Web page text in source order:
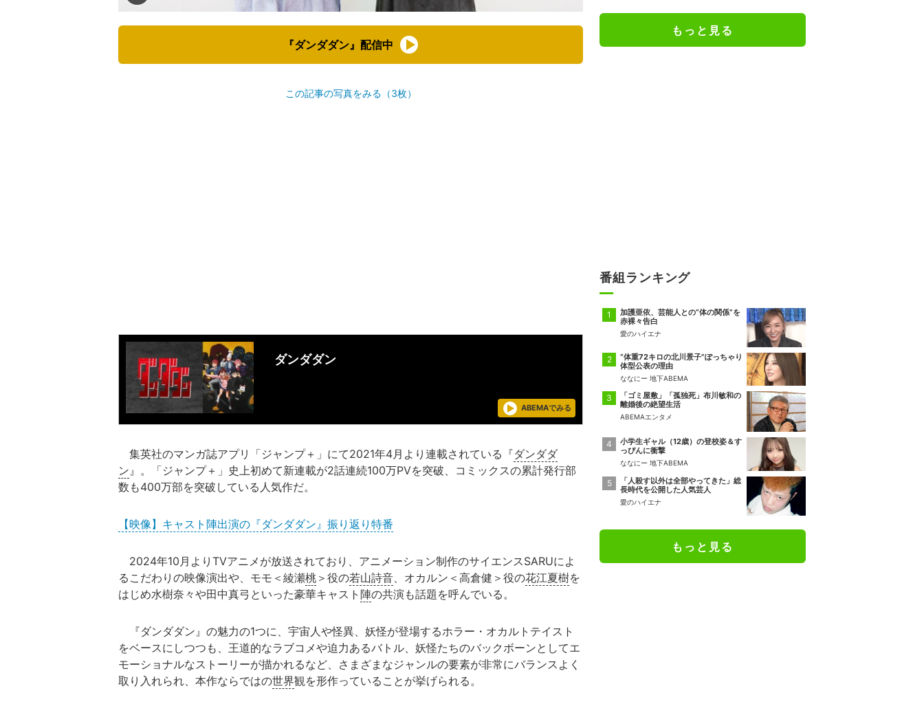
『ダンダダン』配信中
この記事の写真をみる（3枚）
ダンダダン
ABEMAでみる
集英社のマンガ誌アプリ「ジャンプ＋」にて2021年4月より連載されている『ダンダダ
ン』。「ジャンプ＋」史上初めて新連載が2話連続100万PVを突破、コミックスの累計発行部
数も400万部を突破している人気作だ。
【映像】キャスト陣出演の『ダンダダン』振り返り特番
2024年10月よりTVアニメが放送されており、アニメーション制作のサイエンスSARUによ
るこだわりの映像演出や、モモ＜綾瀬桃 ＞役の若山詩音、オカルン＜高倉健＞役の花江夏樹を
はじめ水樹奈々や田中真弓といった豪華キャスト 陣の共演も話題を呼んでいる。
『ダンダダン』の魅力の1つに、宇宙人や怪異、妖怪が登場するホラー・オカルトテイスト
をベースにしつつも、王道的なラブコメや迫力あるバトル、妖怪たちのバックボーンとしてエ
モーショナルなストーリーが描かれるなど、さまざまなジャンルの要素が非常にバランスよく
取り入れられ、本作ならではの世界観を形作っていることが挙げられる。
もっと見る
番組ランキング
加護亜依、芸能人との“体の関係”を
赤裸々告白
愛のハイエナ
“体重72キロの北川景子”ぽっちゃり
体型公表の理由
ななにー 地下ABEMA
「ゴミ屋敷」「孤独死」布川敏和の
離婚後の絶望生活
ABEMAエンタメ
小学生ギャル（12歳）の登校姿＆す
っぴんに衝撃
ななにー 地下ABEMA
「人殺す以外は全部やってきた」総
長時代を公開した人気芸人
愛のハイエナ
もっと見る